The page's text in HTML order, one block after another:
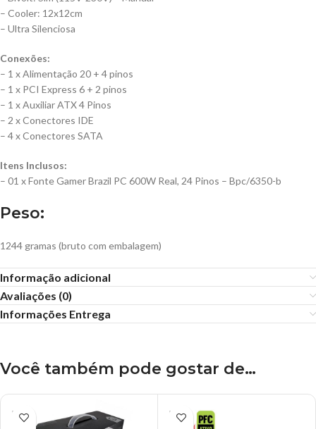
– Cooler: 12x12cm
– Ultra Silenciosa
Conexões:
– 1 x Alimentação 20 + 4 pinos
– 1 x PCI Express 6 + 2 pinos
– 1 x Auxiliar ATX 4 Pinos
– 2 x Conectores IDE
– 4 x Conectores SATA
Itens Inclusos:
– 01 x Fonte Gamer Brazil PC 600W Real, 24 Pinos – Bpc/6350-b
Peso:
1244 gramas (bruto com embalagem)
Informação adicional
Avaliações (0)
Informações Entrega
Você também pode gostar de…
ESGO
TADO
ESGO
TADO